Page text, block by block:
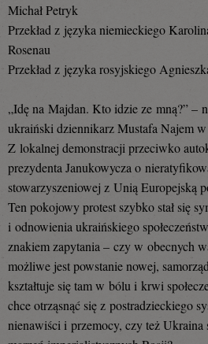
Michał Petryk
Przekład z języka niemieckiego
Rosenau
Przekład z języka rosyjskiego
„Idę na Majdan. Kto idzie ze mną?” –
ukraiński dziennikarz Mustafa Najem
Z lokalnej demonstracji przeciwko
prezydenta Janukowycza o
stowarzyszeniowej z Unią Europejską
Ten pokojowy protest szybko stał się
i odnowienia ukraińskiego
znakiem zapytania – czy w obecnych
możliwe jest powstanie nowej,
kształtuje się tam w bólu i krwi
chce otrząsnąć się z postradzieckiego
nienawiści i przemocy, czy też Ukraina